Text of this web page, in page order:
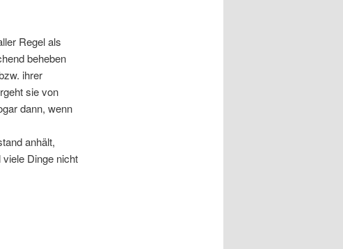
Regel als
beheben
ihrer
sie von
dann, wenn
anhält,
Dinge nicht